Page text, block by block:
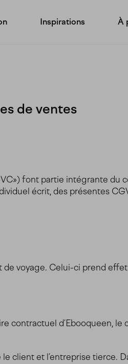
Inspirations À
de ventes
font partie intégrante du
écrit, des présentes
voyage. Celui-ci prend
contractuel d’Ebooqueen, le
client et l’entreprise tierce.